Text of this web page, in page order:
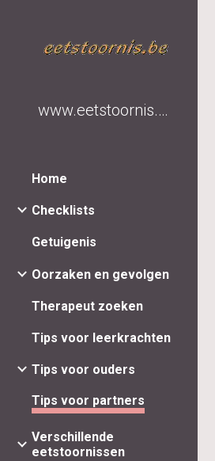
www.eetstoornis.be
Home
Checklists
Getuigenis
Oorzaken en gevolgen
Therapeut zoeken
Tips voor leerkrachten
Tips voor ouders
Tips voor partners
Verschillende
eetstoornissen